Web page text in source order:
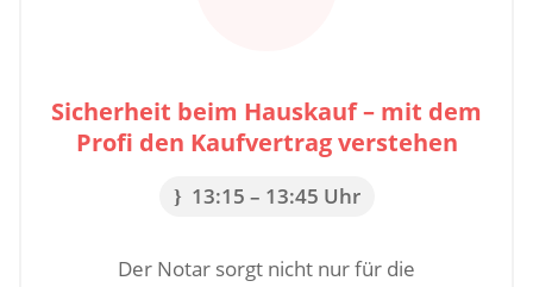
Sicherheit beim Hauskauf – mit dem
Profi den Kaufvertrag verstehen
13:15 – 13:45 Uhr
Der Notar sorgt nicht nur für die